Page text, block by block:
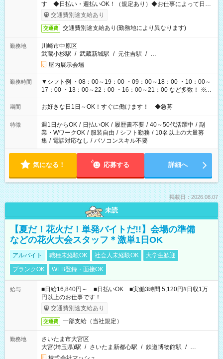
す ◆日払い・週払いOK！（規定あり）◆お仕事によって日給
も異なります
交通費別途支給あり
交通費 交通費別途支給あり(勤務地により異なります)
勤務地
川崎市中原区
武蔵小杉駅 / 武蔵新城駅 / 元住吉駅 / …
屋内展示会場
勤務時間
▼シフト例 ・08：00～19：00 ・09：00～18：00 ・10：00～
17：00 ・13：00～22：00 ・16：00～21：00 など多数！ ※お
仕事により勤務時間が異なります
期間 お好きな日1日～OK！すぐに働けます！ ◆急募
特徴 週1日からOK / 日払いOK / 履歴書不要 / 40～50代活躍中 / 副
業・WワークOK / 服装自由 / シフト勤務 / 10名以上の大量募
集 / 電話対応なし / パソコンスキル不要
気になる！ 応募する 詳細へ
掲載日：2026.08.07
未読
【夏だ！花火だ！単発バイトだ!!】会場の準備
などの花火大会スタッフ＊激単1日OK
アルバイト 職種未経験OK 社会人未経験OK
大学生歓迎
ブランクOK
WEB登録・面接OK
給与
■日給16,840円～ ■日払いOK ■実働3時間 5,120円#日収1万
円以上のお仕事です！
交通費別途支給あり
交通費 一部支給（当社規定）
勤務地
さいたま市大宮区
大宮(埼玉県)駅 / さいたま新都心駅 / 鉄道博物館駅 / …